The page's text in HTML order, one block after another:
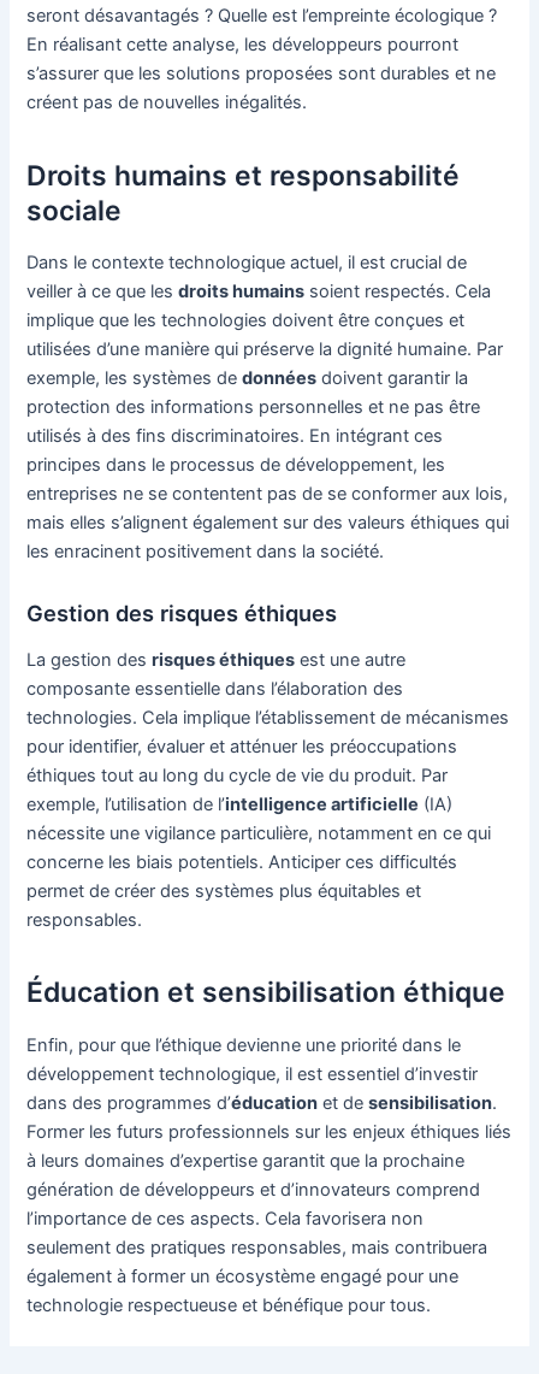
seront désavantagés ? Quelle est l’empreinte écologique ?
En réalisant cette analyse, les développeurs pourront
s’assurer que les solutions proposées sont durables et ne
créent pas de nouvelles inégalités.
Droits humains et responsabilité
sociale
Dans le contexte technologique actuel, il est crucial de
veiller à ce que lesdroits humains soient respectés. Cela
implique que les technologies doivent être conçues et
utilisées d’une manière qui préserve la dignité humaine. Par
exemple, les systèmes dedonnées doivent garantir la
protection des informations personnelles et ne pas être
utilisés à des fins discriminatoires. En intégrant ces
principes dans le processus de développement, les
entreprises ne se contentent pas de se conformer aux lois,
mais elles s’alignent également sur des valeurs éthiques qui
les enracinent positivement dans la société.
Gestion des risques éthiques
La gestion desrisques éthiques est une autre
composante essentielle dans l’élaboration des
technologies. Cela implique l’établissement de mécanismes
pour identifier, évaluer et atténuer les préoccupations
éthiques tout au long du cycle de vie du produit. Par
exemple, l’utilisation de l’intelligence artificielle (IA)
nécessite une vigilance particulière, notamment en ce qui
concerne les biais potentiels. Anticiper ces difficultés
permet de créer des systèmes plus équitables et
responsables.
Éducation et sensibilisation éthique
Enfin, pour que l’éthique devienne une priorité dans le
développement technologique, il est essentiel d’investir
dans des programmes d’éducation et desensibilisation.
Former les futurs professionnels sur les enjeux éthiques liés
à leurs domaines d’expertise garantit que la prochaine
génération de développeurs et d’innovateurs comprend
l’importance de ces aspects. Cela favorisera non
seulement des pratiques responsables, mais contribuera
également à former un écosystème engagé pour une
technologie respectueuse et bénéfique pour tous.